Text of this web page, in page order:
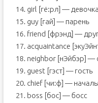
14. girl [гё:рл] — девочка
15. guy [гай] — парень
16. friend [фрэнд] —
17. acquaintance
18. neighbor [нЭйбэр] —
19. guest [гэст] — гость
20. chief [чи:ф] —
21. boss [бос] — босс